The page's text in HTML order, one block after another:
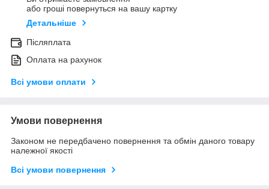
або гроші повернуться на вашу картку
Детальніше
Післяплата
Оплата на рахунок
Всі умови оплати
Умови повернення
Законом не передбачено повернення та обмін даного товару
належної якості
Всі умови повернення